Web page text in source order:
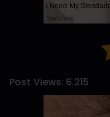
I Need My
SayUncle
Post Views: 6.215